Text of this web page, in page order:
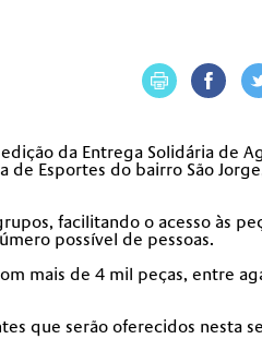
da Entrega Solidária de
Esportes do bairro São
facilitando o acesso às
possível de pessoas.
mais de 4 mil peças, entre
que serão oferecidos nesta